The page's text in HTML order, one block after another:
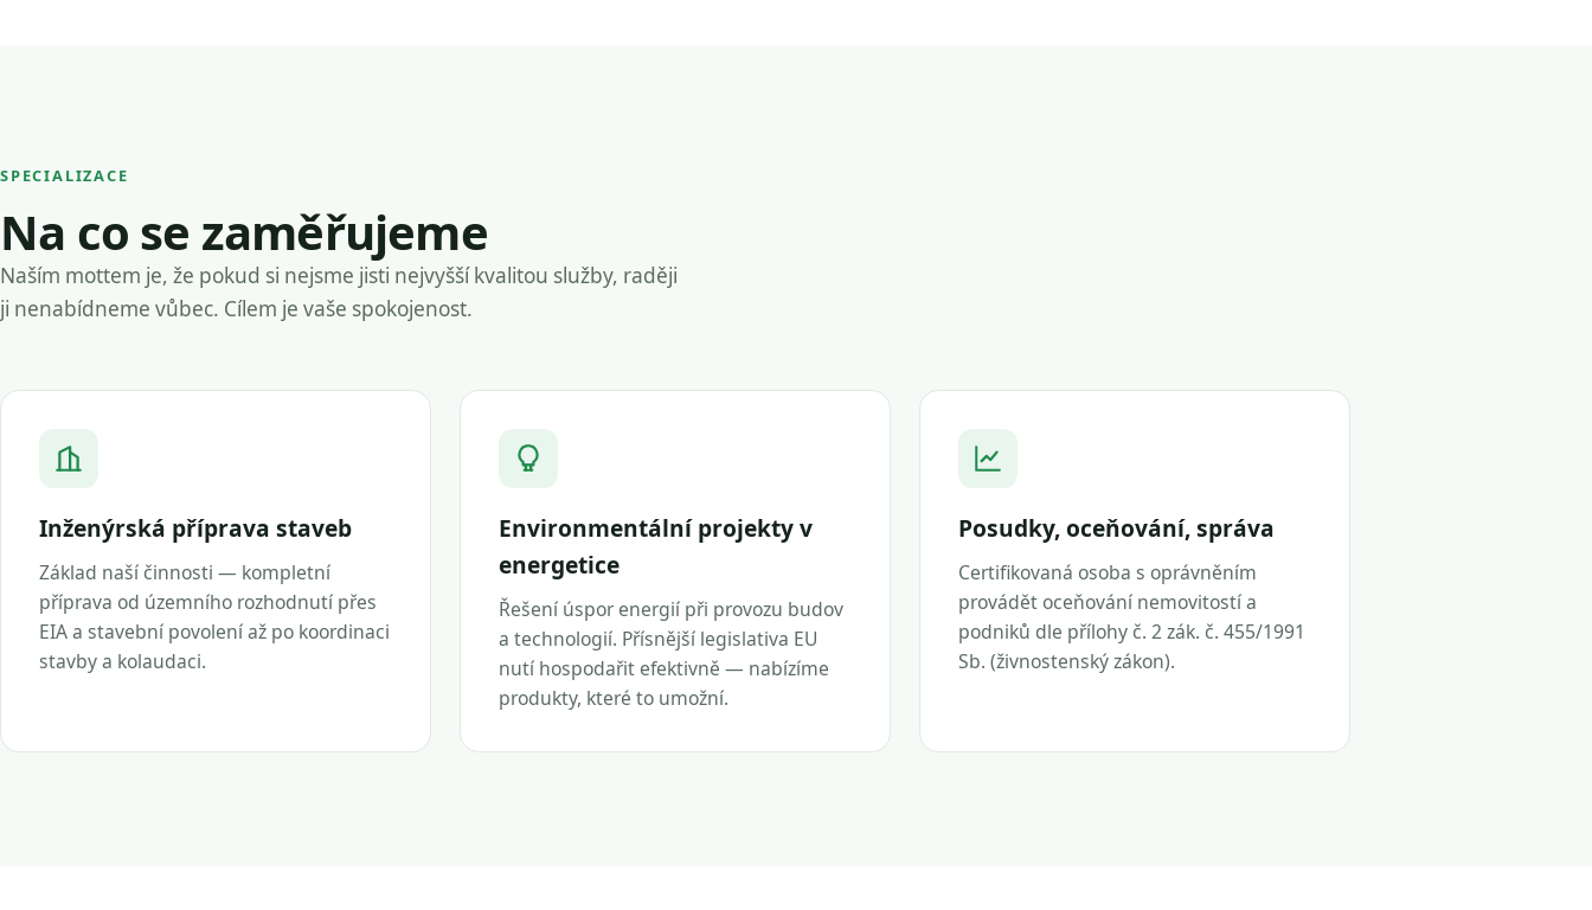
SPECIALIZACE
Na co se zaměřujeme
Naším mottem je, že pokud si nejsme jisti nejvyšší kvalitou služby, raději
ji nenabídneme vůbec. Cílem je vaše spokojenost.
Inženýrská příprava staveb
Základ naší činnosti — kompletní
příprava od územního rozhodnutí přes
EIA a stavební povolení až po koordinaci
stavby a kolaudaci.
Environmentální projekty v
energetice
Řešení úspor energií při provozu budov
a technologií. Přísnější legislativa EU
nutí hospodařit efektivně — nabízíme
produkty, které to umožní.
Posudky, oceňování, správa
Certifikovaná osoba s oprávněním
provádět oceňování nemovitostí a
podniků dle přílohy č. 2 zák. č. 455/1991
Sb. (živnostenský zákon).